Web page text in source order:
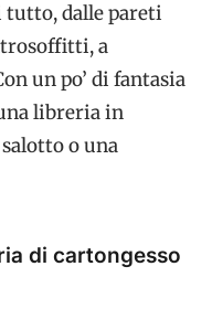
tutto, dalle pareti
a
un po’ di fantasia
libreria in
o una
di cartongesso